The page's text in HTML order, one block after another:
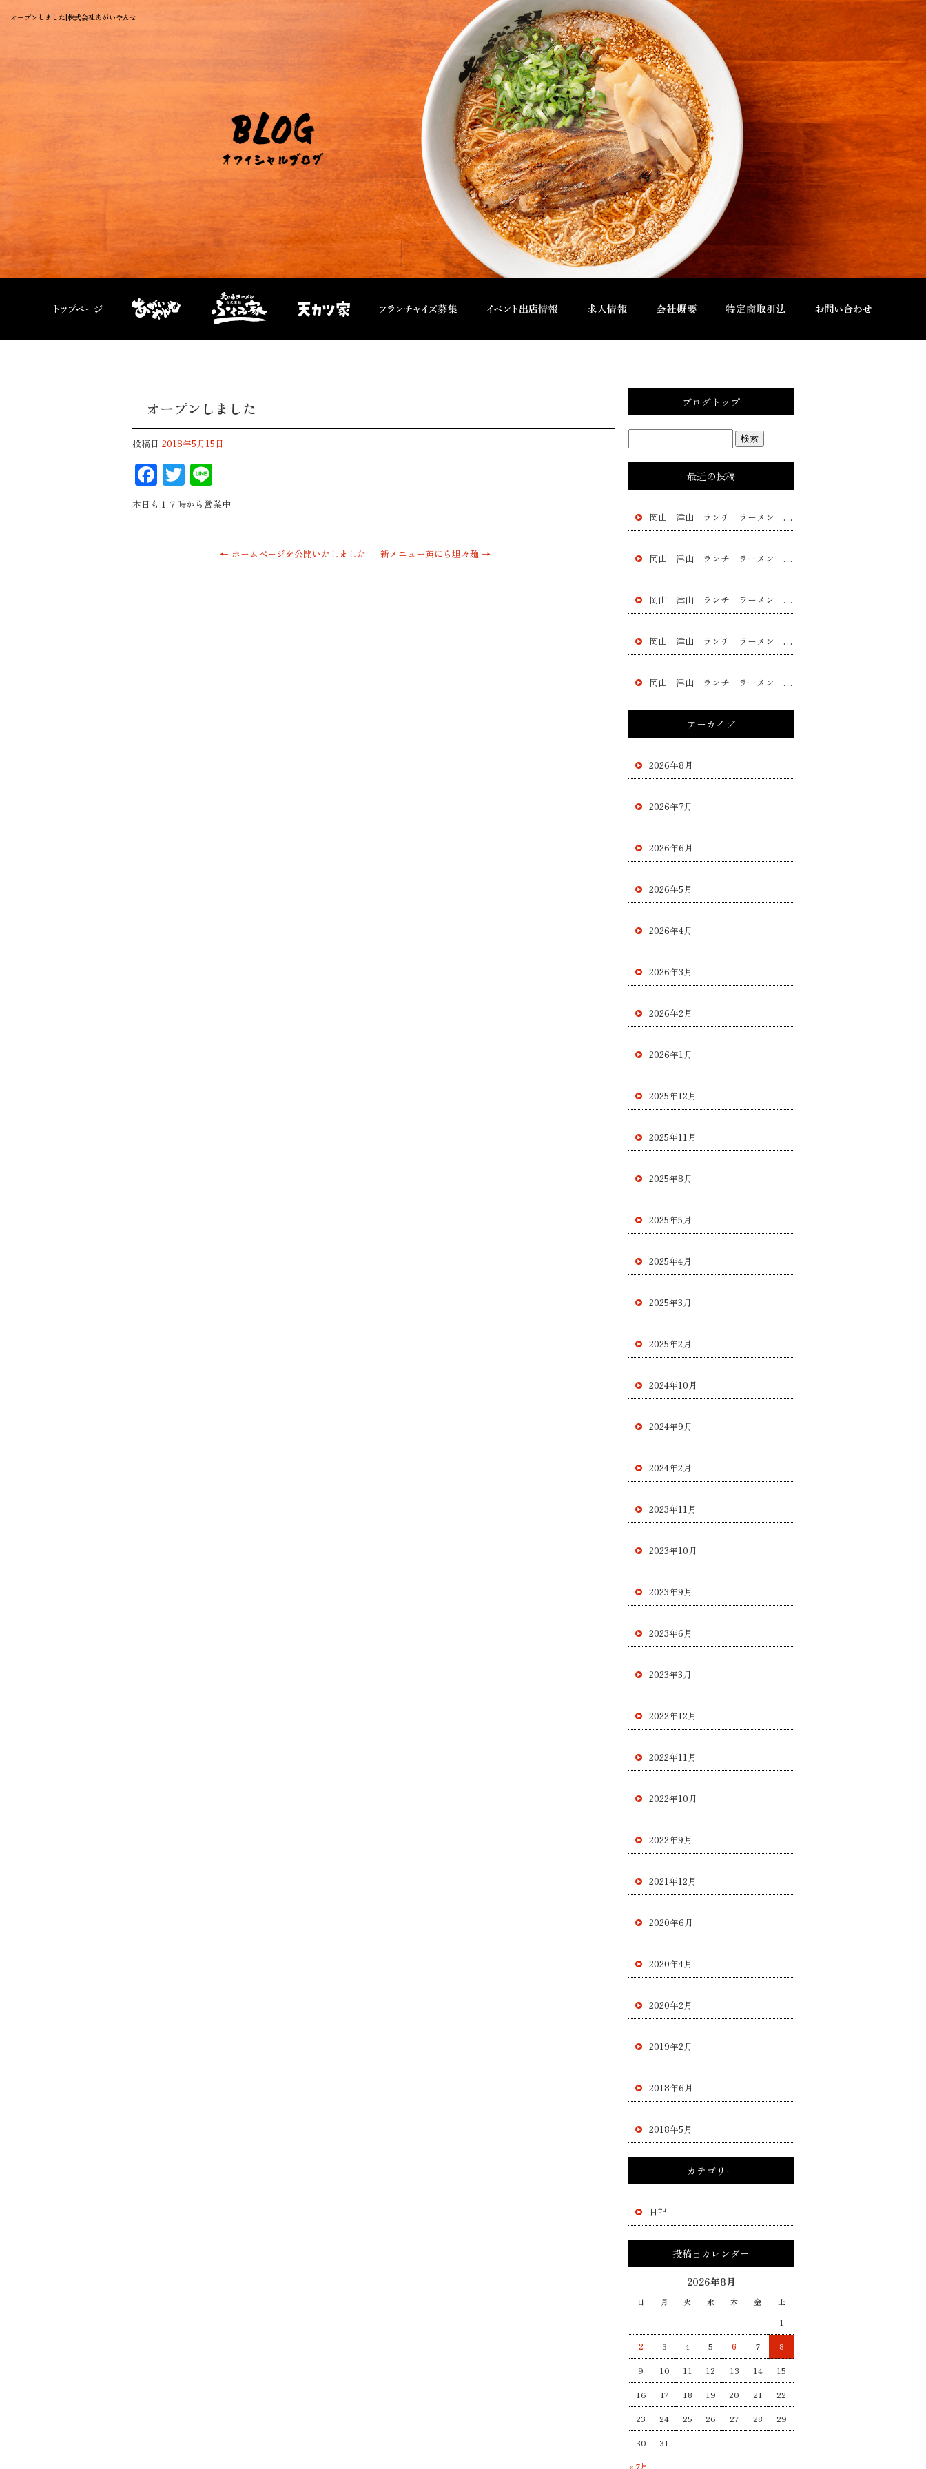
オープンしました|株式会社あがいやんせ
オープンしました
投稿日 2018年5月15日
F
ac
eb
T
wi
tt
n
e
本日も１７時から営業中
← ホームページを公開いたしました 新メニュー黄にら坦々麺 →
ブログトップ
最近の投稿
岡山 津山 ランチ ラーメン 黄ニラ チャー シュー 餃子 フラチャイズ 加盟 レストラン
岡山 津山 ランチ ラーメン 黄ニラ チャー シュー 餃子 フラチャイズ 加盟 レストラン
岡山 津山 ランチ ラーメン 黄ニラ チャー シュー 餃子 フラチャイズ 加盟 レストラン
岡山 津山 ランチ ラーメン 黄ニラ チャー シュー 餃子 フラチャイズ 加盟 レストラン
岡山 津山 ランチ ラーメン 黄ニラ チャー シュー 餃子 フラチャイズ 加盟 レストラン
アーカイブ
2026年8月
2026年7月
2026年6月
2026年5月
2026年4月
2026年3月
2026年2月
2026年1月
2025年12月
2025年11月
2025年8月
2025年5月
2025年4月
2025年3月
2025年2月
2024年10月
2024年9月
2024年2月
2023年11月
2023年10月
2023年9月
2023年6月
2023年3月
2022年12月
2022年11月
2022年10月
2022年9月
2021年12月
2020年6月
2020年4月
2020年2月
2019年2月
2018年6月
2018年5月
カテゴリー
日記
投稿日カレンダー
2026年8月
日 月 火 水 木 金 土
« 7月
1
2 3 4 5 6 7 8
9 10 11 12 13 14 15
16 17 18 19 20 21 22
23 24 25 26 27 28 29
30 31